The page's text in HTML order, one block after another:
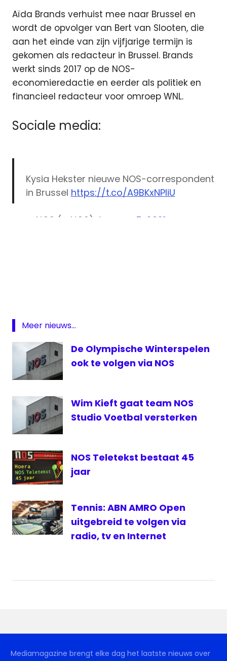
Aïda Brands verhuist mee naar Brussel en
wordt de opvolger van Bert van Slooten, die
aan het einde van zijn vijfjarige termijn is
gekomen als redacteur in Brussel. Brands
werkt sinds 2017 op de NOS-
economieredactie en eerder als politiek en
financieel redacteur voor omroep WNL.
Sociale media:
Kysia Hekster nieuwe NOS-correspondent
in Brussel https://t.co/A9BKxNPIiU
— NOS (@NOS) January 5, 2021
NOS
Journaal
Meer nieuws...
De Olympische Winterspelen
ook te volgen via NOS
Wim Kieft gaat team NOS
Studio Voetbal versterken
NOS Teletekst bestaat 45
jaar
Tennis: ABN AMRO Open
uitgebreid te volgen via
radio, tv en Internet
Mediamagazine brengt elke dag het laatste nieuws over